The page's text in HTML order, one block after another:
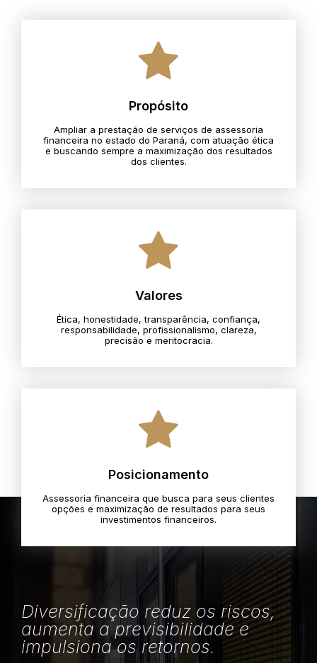
Propósito
Ampliar a prestação de serviços de assessoria
financeira no estado do Paraná, com atuação ética
e buscando sempre a maximização dos resultados
dos clientes.
Valores
Ética, honestidade, transparência, confiança,
responsabilidade, profissionalismo, clareza,
precisão e meritocracia.​
Posicionamento
Assessoria financeira que busca para seus clientes
opções e maximização de resultados para seus
investimentos financeiros.
Diversificação reduz os riscos,
aumenta a previsibilidade e
impulsiona os retornos.